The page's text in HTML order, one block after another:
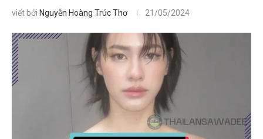
viết bởi Nguyễn Hoàng Trúc Thơ 21/05/2024